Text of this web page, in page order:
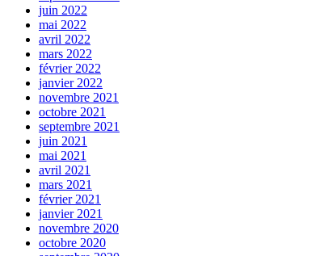
juin 2022
mai 2022
avril 2022
mars 2022
février 2022
janvier 2022
novembre 2021
octobre 2021
septembre 2021
juin 2021
mai 2021
avril 2021
mars 2021
février 2021
janvier 2021
novembre 2020
octobre 2020